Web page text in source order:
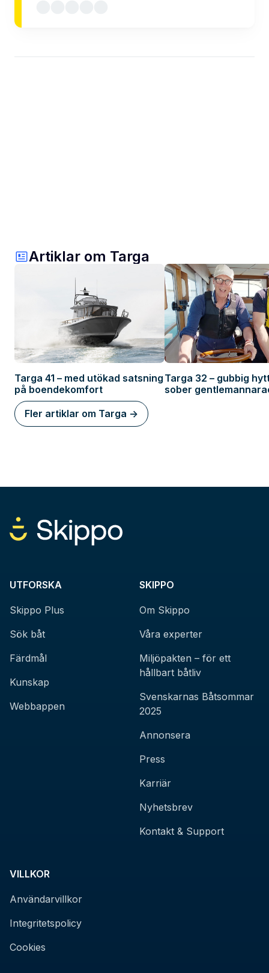
Artiklar om Targa
Targa 41 – med utökad satsning
på boendekomfort
Targa 32 – gubbig
sober
Fler artiklar om Targa ->
UTFORSKA
Skippo Plus
Sök båt
Färdmål
Kunskap
Webbappen
SKIPPO
Om Skippo
Våra experter
Miljöpakten – för ett
hållbart båtliv
Svenskarnas Båtsommar
2025
Annonsera
Press
Karriär
Nyhetsbrev
Kontakt & Support
VILLKOR
Användarvillkor
Integritetspolicy
Cookies